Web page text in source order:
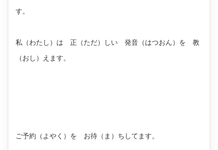
す。
私（わたし）は 正（ただ）しい 発音（はつおん）を 教
（おし）えます。
ご予約（よやく）を お待（ま）ちしてます。